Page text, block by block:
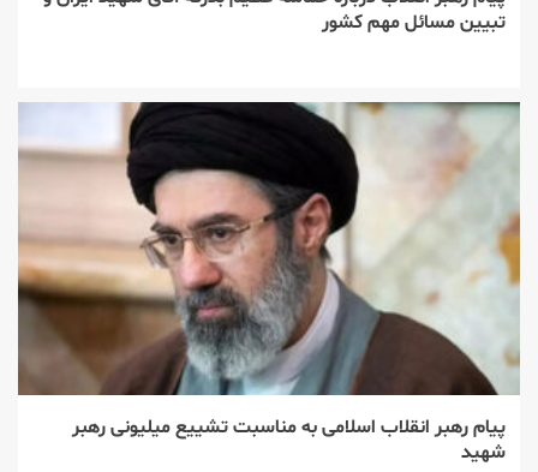
تبیین مسائل مهم کشور
پیام رهبر انقلاب اسلامی به مناسبت تشییع میلیونی رهبر
شهید